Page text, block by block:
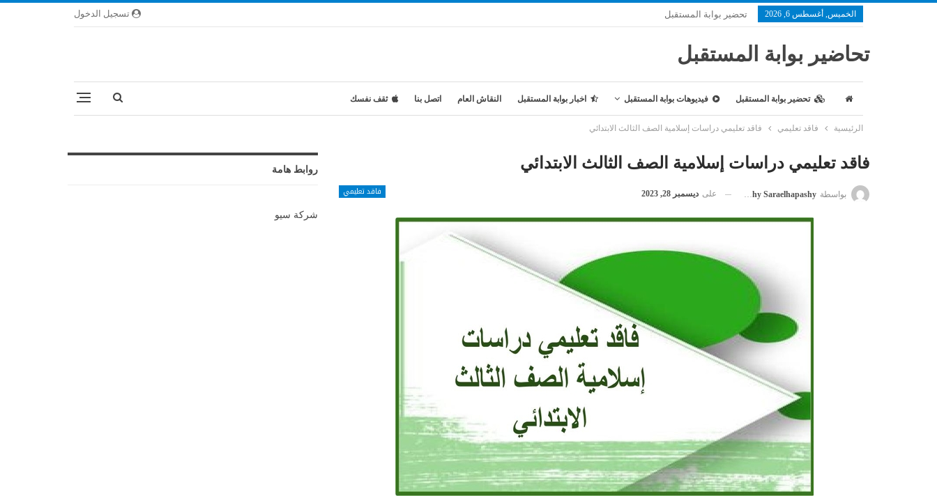
تسجيل الدخول الخميس, أغسطس 6, 2026 تحضير بوابة المستقبل
تحاضير بوابة المستقبل
تحضير بوابة المستقبل فيديوهات بوابة المستقبل اخبار بوابة المستقبل النقاش العام اتصل بنا ثقف نفسك
الرئيسية فاقد تعليمي فاقد تعليمي دراسات إسلامية الصف الثالث الابتدائي
فاقد تعليمي دراسات إسلامية الصف الثالث الابتدائي
فاقد تعليمي بواسطة Saraelhapashy Saraelhapashy على ديسمبر 28, 2023
روابط هامة
شركة سيو